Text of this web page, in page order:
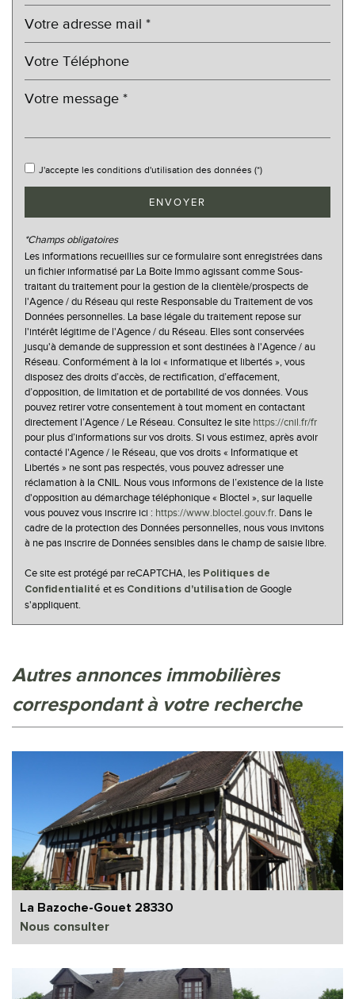
Taxe habitation
Taxe foncière
12,59 %
Habitants de moins de 25 ans
Habitants de 25 à 55 ans
Familles sans enfant
Familles avec 1 ou 2 enfants
Appartements
Familles avec 3 enfants
17,78 %
J'accepte les conditions d'utilisation des données (*)
ENVOYER
*Champs obligatoires
Les informations recueillies sur ce formulaire sont enregistrées dans
un fichier informatisé par La Boite Immo agissant comme Sous-
traitant du traitement pour la gestion de la clientèle/prospects de
l'Agence / du Réseau qui reste Responsable du Traitement de vos
Données personnelles. La base légale du traitement repose sur
l'intérêt légitime de l'Agence / du Réseau. Elles sont conservées
jusqu'à demande de suppression et sont destinées à l'Agence / au
Réseau. Conformément à la loi « informatique et libertés », vous
disposez des droits d’accès, de rectification, d’effacement,
d’opposition, de limitation et de portabilité de vos données. Vous
pouvez retirer votre consentement à tout moment en contactant
directement l’Agence / Le Réseau. Consultez le site https://cnil.fr/fr
pour plus d’informations sur vos droits. Si vous estimez, après avoir
contacté l'Agence / le Réseau, que vos droits « Informatique et
Libertés » ne sont pas respectés, vous pouvez adresser une
réclamation à la CNIL. Nous vous informons de l’existence de la liste
d'opposition au démarchage téléphonique « Bloctel », sur laquelle
vous pouvez vous inscrire ici : https://www.bloctel.gouv.fr . Dans le
cadre de la protection des Données personnelles, nous vous invitons
à ne pas inscrire de Données sensibles dans le champ de saisie libre.
Ce site est protégé par reCAPTCHA, les Politiques de
Confidentialité et es Conditions d'utilisation de Google
s'appliquent.
autres annonces immobilières
correspondant à votre recherche
La Bazoche-Gouet 28330
Nous consulter